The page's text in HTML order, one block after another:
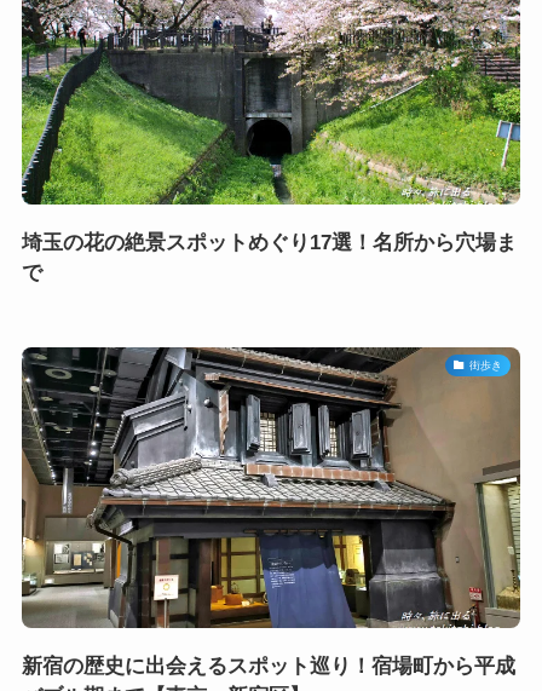
埼玉の花の絶景スポットめぐり17選！名所から穴場ま
で
街歩き
新宿の歴史に出会えるスポット巡り！宿場町から平成